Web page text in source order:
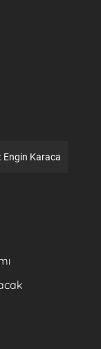
Engin Karaca